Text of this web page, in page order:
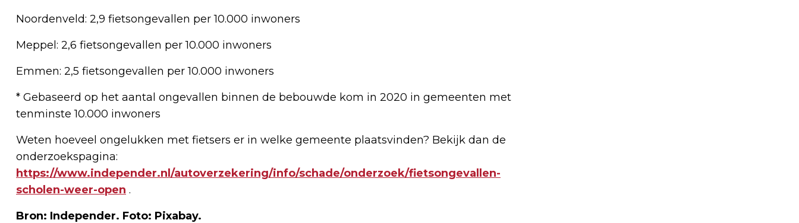
Noordenveld: 2,9 fietsongevallen per 10.000 inwoners
Meppel: 2,6 fietsongevallen per 10.000 inwoners
Emmen: 2,5 fietsongevallen per 10.000 inwoners
* Gebaseerd op het aantal ongevallen binnen de bebouwde kom in 2020 in gemeenten met
tenminste 10.000 inwoners
Weten hoeveel ongelukken met fietsers er in welke gemeente plaatsvinden? Bekijk dan de
onderzoekspagina:
https://www.independer.nl/autoverzekering/info/schade/onderzoek/fietsongevallen-
scholen-weer-open .
Bron: Independer. Foto: Pixabay.